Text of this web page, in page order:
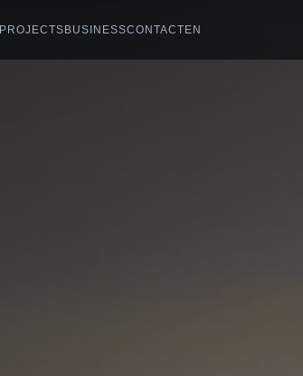
PROJECTS BUSINESSCONTACT EN